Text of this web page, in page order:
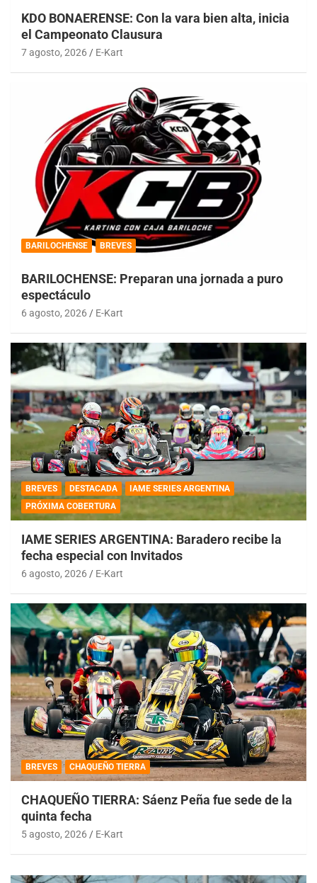
KDO BONAERENSE: Con la vara bien alta, inicia
el Campeonato Clausura
7 agosto, 2026 E-Kart
BARILOCHENSE BREVES
BARILOCHENSE: Preparan una jornada a puro
espectáculo
6 agosto, 2026 E-Kart
BREVES DESTACADA
IAME SERIES ARGENTINA
PRÓXIMA COBERTURA
IAME SERIES ARGENTINA: Baradero recibe la
fecha especial con Invitados
6 agosto, 2026 E-Kart
BREVES CHAQUEÑO TIERRA
CHAQUEÑO TIERRA: Sáenz Peña fue sede de la
quinta fecha
5 agosto, 2026 E-Kart